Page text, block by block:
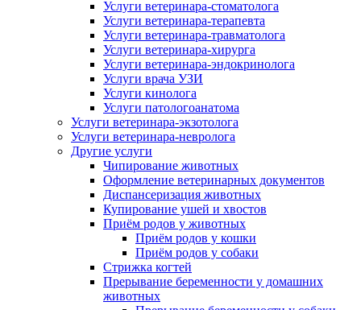
Услуги ветеринара-стоматолога
Услуги ветеринара-терапевта
Услуги ветеринара-травматолога
Услуги ветеринара-хирурга
Услуги ветеринара-эндокринолога
Услуги врача УЗИ
Услуги кинолога
Услуги патологоанатома
Услуги ветеринара-экзотолога
Услуги ветеринара-невролога
Другие услуги
Чипирование животных
Оформление ветеринарных документов
Диспансеризация животных
Купирование ушей и хвостов
Приём родов у животных
Приём родов у кошки
Приём родов у собаки
Стрижка когтей
Прерывание беременности у домашних
животных